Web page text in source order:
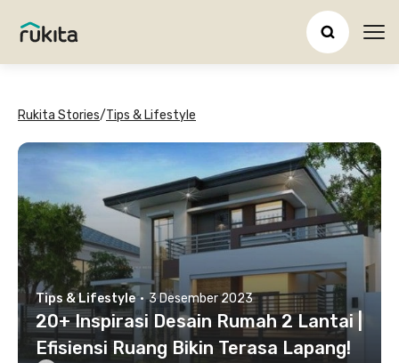
Rukita Stories/Tips & Lifestyle
Tips & Lifestyle · 3 Desember 2023
20+ Inspirasi Desain Rumah 2 Lantai |
Efisiensi Ruang Bikin Terasa Lapang!